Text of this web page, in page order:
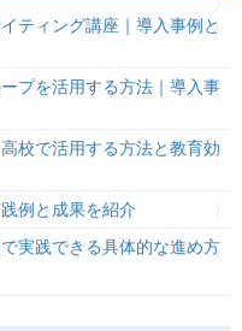
ティング講座｜導入事例と
プを活用する方法｜導入事
校で活用する方法と教育効
例と成果を紹介
実践できる具体的な進め方